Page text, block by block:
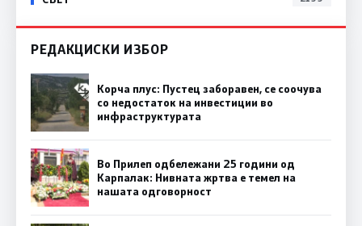
РЕДАКЦИСКИ ИЗБОР
Корча плус: Пустец заборавен, се соочува
со недостаток на инвестиции во
инфраструктурата
Во Прилеп одбележани 25 години од
Карпалак: Нивната жртва е темел на
нашата одговорност